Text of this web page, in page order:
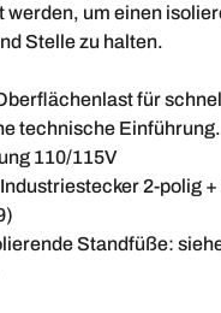
werden, um einen
Stelle zu halten.
für
technische Einführung.
110/115V
2-polig
Standfüße: